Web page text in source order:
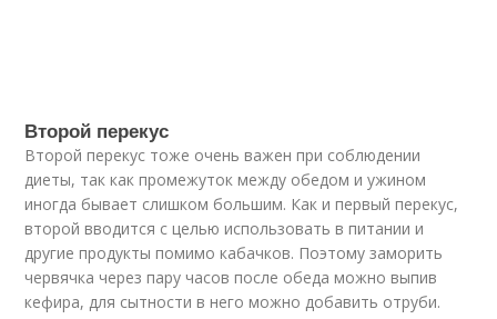
Второй перекус
Второй перекус тоже очень важен при соблюдении
диеты, так как промежуток между обедом и ужином
иногда бывает слишком большим. Как и первый перекус,
второй вводится с целью использовать в питании и
другие продукты помимо кабачков. Поэтому заморить
червячка через пару часов после обеда можно выпив
кефира, для сытности в него можно добавить отруби.